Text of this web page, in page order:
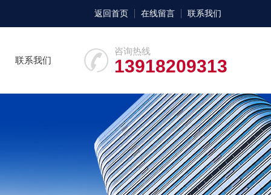
返回首页 在线留言 联系我们
咨询热线
13918209313
联系我们